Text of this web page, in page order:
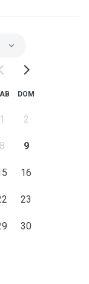
DOM
1 2
8 9
16
23
30